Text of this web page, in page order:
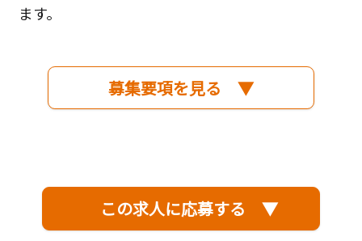
ます。
募集要項を見る ▼
この求人に応募する ▼